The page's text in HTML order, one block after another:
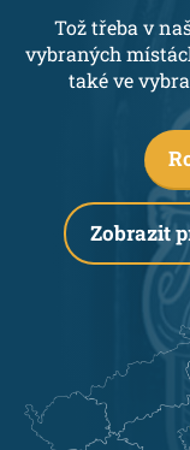
Tož třeba v
vybraných
také ve
Zobrazit